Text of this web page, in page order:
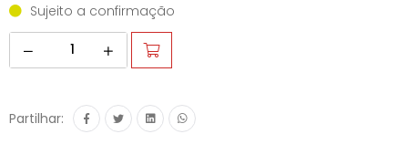
Sujeito a confirmação
Partilhar: